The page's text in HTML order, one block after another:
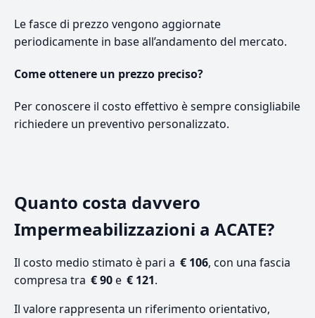
Le fasce di prezzo vengono aggiornate
periodicamente in base all’andamento del mercato.
Come ottenere un prezzo preciso?
Per conoscere il costo effettivo è sempre consigliabile
richiedere un preventivo personalizzato.
Quanto costa davvero
Impermeabilizzazioni a ACATE?
Il costo medio stimato è pari a € 106, con una fascia
compresa tra € 90e € 121.
Il valore rappresenta un riferimento orientativo,